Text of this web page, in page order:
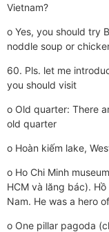
Vietnam?
o Yes, you should try
noddle soup or
60. Pls. let me
you should visit
o Old quarter: There
old quarter
o Hoàn kiếm lake,
o Ho Chi Minh
HCM và lăng bác).
Nam. He was a hero
o One pillar pagoda